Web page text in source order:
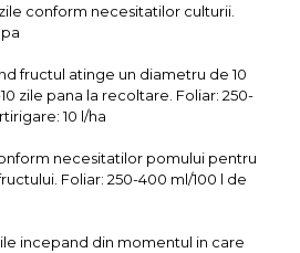
conform necesitatilor culturii.
fructul atinge un diametru de 10
zile pana la recoltare. Foliar: 250-
10 l/ha
necesitatilor pomului pentru
Foliar: 250-400 ml/100 l de
incepand din momentul in care